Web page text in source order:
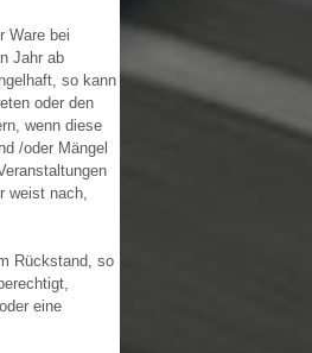
Ware bei
Jahr ab
so kann
oder den
wenn diese
/oder Mängel
weist nach,
Rückstand, so
eine